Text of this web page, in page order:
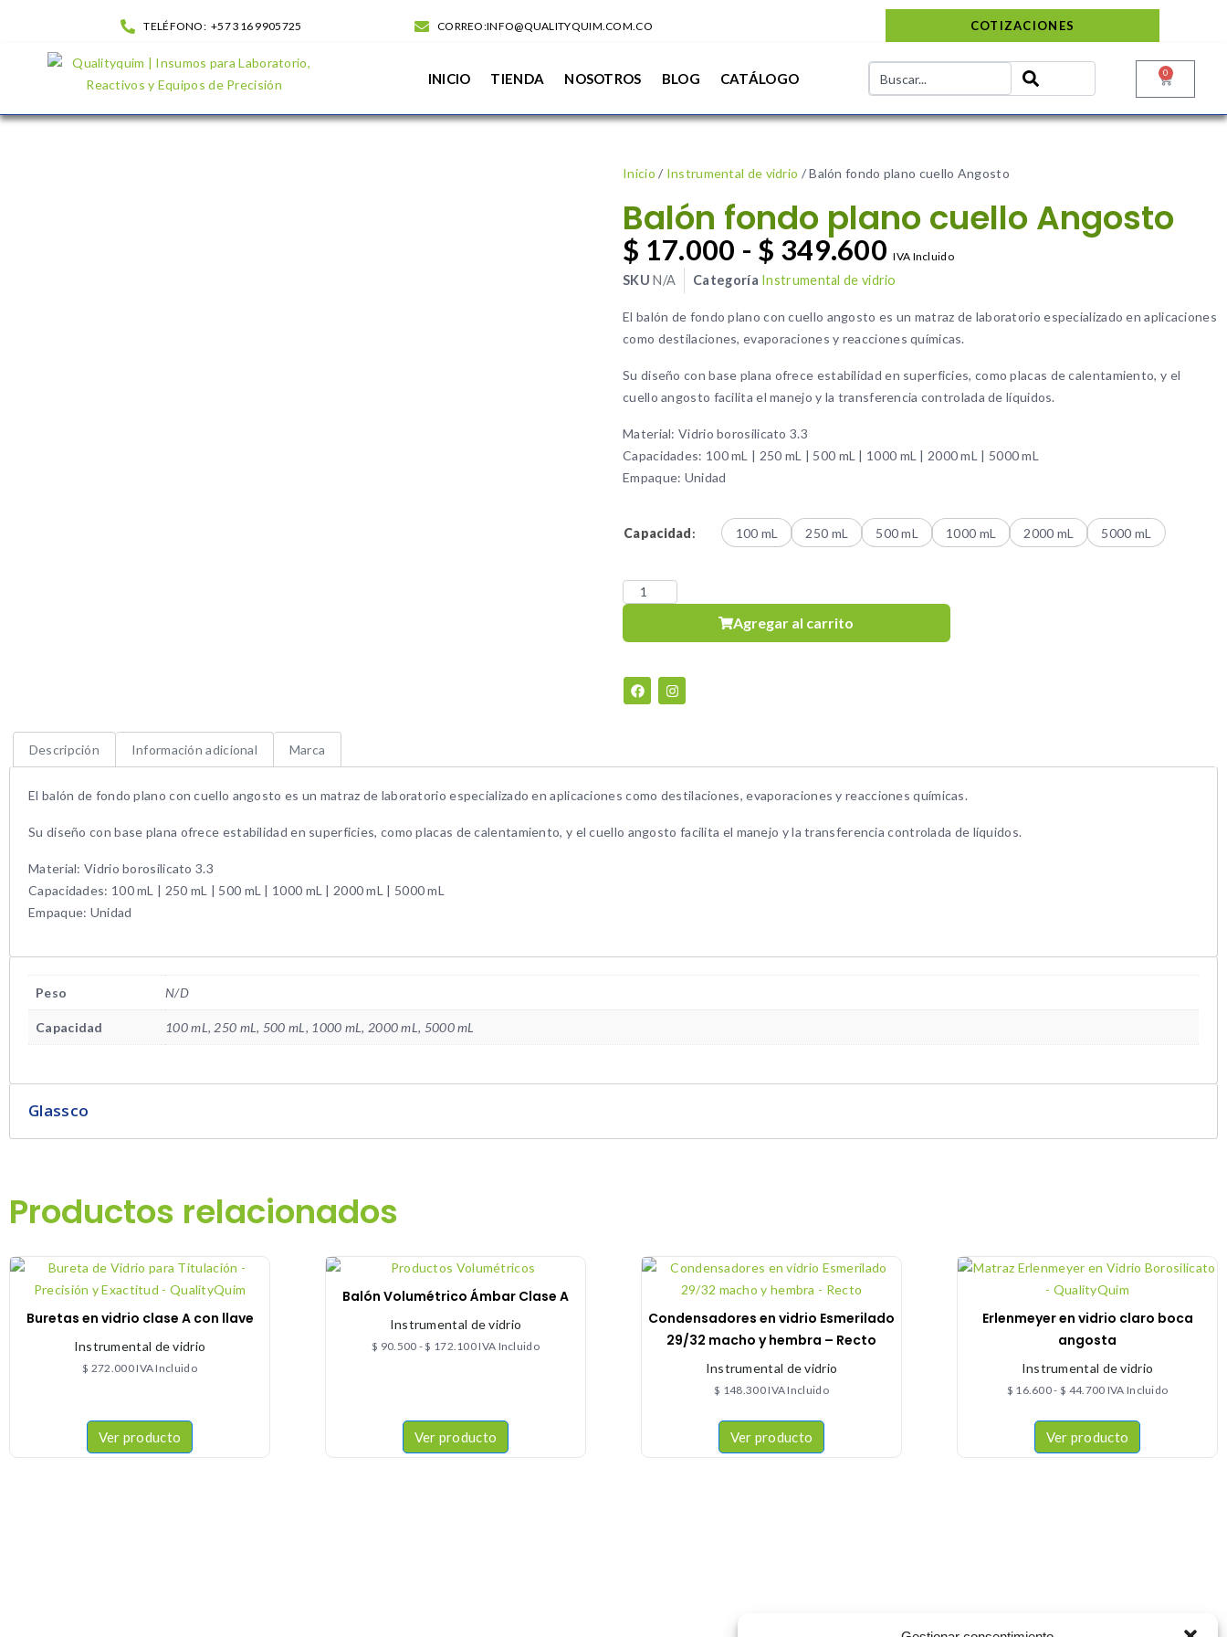
TELÉFONO: +57 316 9905725 CORREO:INFO@QUALITYQUIM.COM.CO COTIZACIONES
INICIO TIENDA NOSOTROS BLOG CATÁLOGO 0
Inicio / Instrumental de vidrio / Balón fondo plano cuello Angosto
Balón fondo plano cuello Angosto
$ 17.000 - $ 349.600 IVA Incluido
SKUN/A Categoría Instrumental de vidrio
El balón de fondo plano con cuello angosto es un matraz de laboratorio especializado en aplicaciones
como destilaciones, evaporaciones y reacciones químicas.
Su diseño con base plana ofrece estabilidad en superficies, como placas de calentamiento, y el
cuello angosto facilita el manejo y la transferencia controlada de líquidos.
Material: Vidrio borosilicato 3.3
Capacidades: 100 mL | 250 mL | 500 mL | 1000 mL | 2000 mL | 5000 mL
Empaque: Unidad
Capacidad: 100 mL 250 mL 500 mL 1000 mL 2000 mL 5000 mL
Agregar al carrito
Descripción Información adicional Marca
El balón de fondo plano con cuello angosto es un matraz de laboratorio especializado en aplicaciones como destilaciones, evaporaciones y reacciones químicas.
Su diseño con base plana ofrece estabilidad en superficies, como placas de calentamiento, y el cuello angosto facilita el manejo y la transferencia controlada de líquidos.
Material: Vidrio borosilicato 3.3
Capacidades: 100 mL | 250 mL | 500 mL | 1000 mL | 2000 mL | 5000 mL
Empaque: Unidad
Peso N/D
Capacidad 100 mL, 250 mL, 500 mL, 1000 mL, 2000 mL, 5000 mL
Glassco
Productos relacionados
Buretas en vidrio clase A con llave
Instrumental de vidrio
$ 272.000IVA Incluido
Ver producto
Balón Volumétrico Ámbar Clase A
Instrumental de vidrio
$ 90.500 -$ 172.100IVA Incluido
Ver producto
Condensadores en vidrio Esmerilado
29/32 macho y hembra – Recto
Instrumental de vidrio
$ 148.300IVA Incluido
Ver producto
Erlenmeyer en vidrio claro boca
angosta
Instrumental de vidrio
$ 16.600- $ 44.700 IVA Incluido
Ver producto